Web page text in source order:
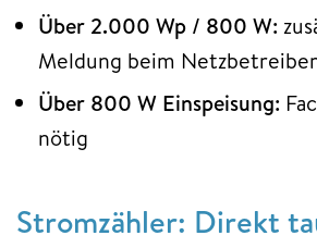
Über 2.000 Wp / 800 W:
Meldung beim
Über 800 W Einspeisung:
nötig
Stromzähler: Direkt